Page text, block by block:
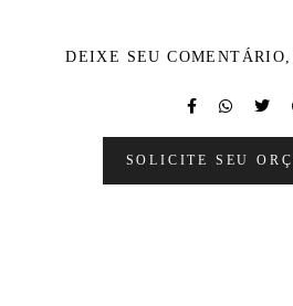
DEIXE SEU
SOLICITE SEU